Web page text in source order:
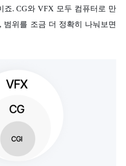
죠. CG와 VFX 모두 컴퓨터로 만
범위를 조금 더 정확히 나눠보면